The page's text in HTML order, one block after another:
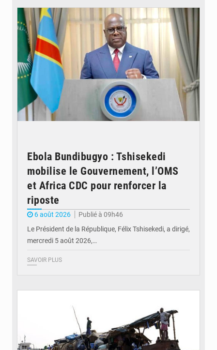
Ebola Bundibugyo : Tshisekedi
mobilise le Gouvernement, l’OMS
et Africa CDC pour renforcer la
riposte
6 août 2026
Publié à 09h46
Le Président de la République, Félix Tshisekedi, a dirigé,
mercredi 5 août 2026,…
SAVOIR PLUS